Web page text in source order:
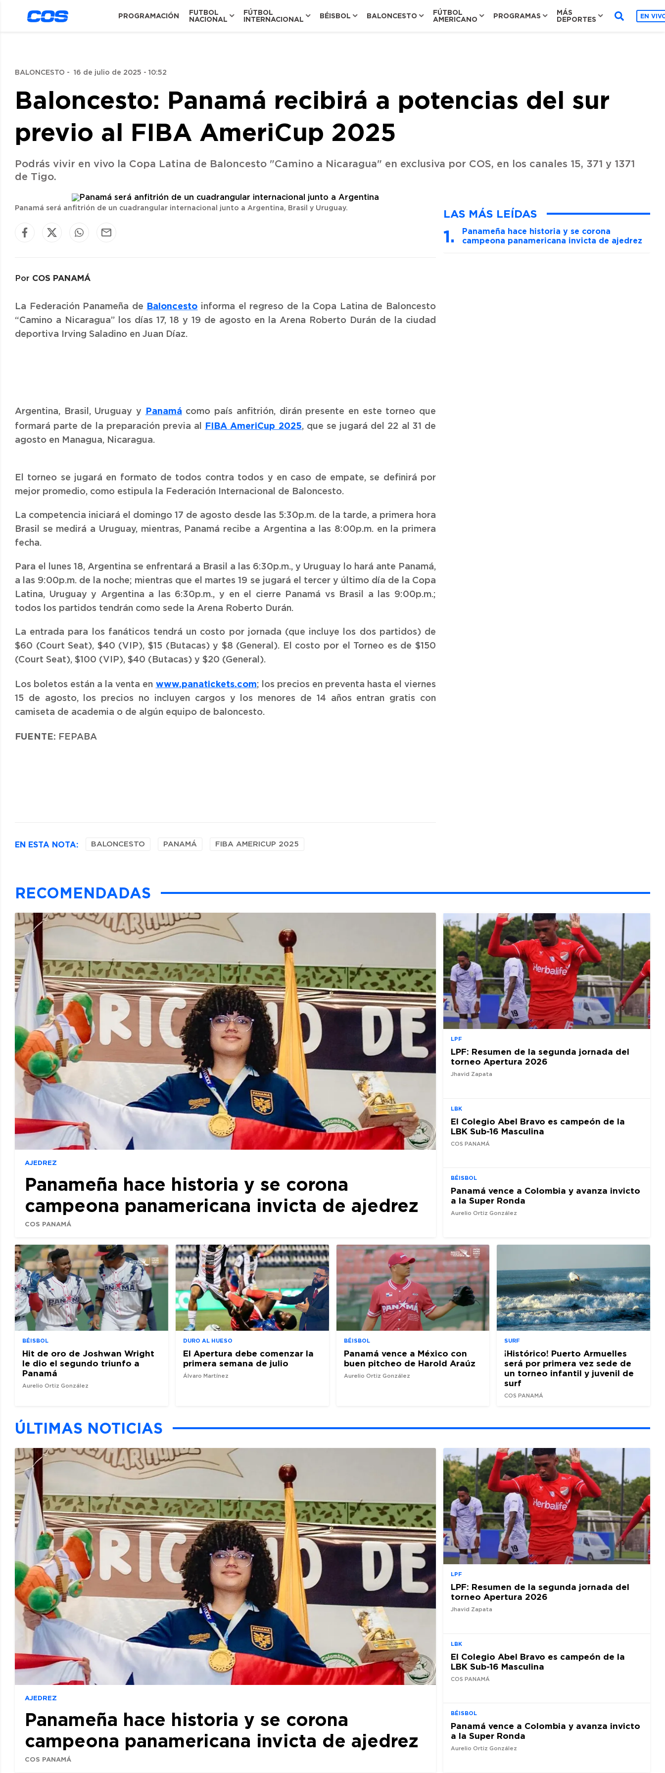
PROGRAMACIÓN
FUTBOL
NACIONAL
FÚTBOL
INTERNACIONAL
BÉISBOL BALONCESTO
FÚTBOL
AMERICANO
PROGRAMAS
MÁS
DEPORTES
EN
BALONCESTO - 16 de julio de 2025 - 10:52
Baloncesto: Panamá recibirá a potencias del sur
previo al FIBA AmeriCup 2025
Podrás vivir en vivo la Copa Latina de Baloncesto "Camino a Nicaragua" en exclusiva por COS, en los canales 15, 371 y 1371
de Tigo.
Panamá será anfitrión de un cuadrangular internacional junto a Argentina, Brasil y Uruguay.
Por COS PANAMÁ
La Federación Panameña de Baloncesto informa el regreso de la Copa Latina de Baloncesto
“Camino a Nicaragua” los días 17, 18 y 19 de agosto en la Arena Roberto Durán de la ciudad
deportiva Irving Saladino en Juan Díaz.
Argentina, Brasil, Uruguay y Panamá como país anfitrión, dirán presente en este torneo que
formará parte de la preparación previa al FIBA AmeriCup 2025, que se jugará del 22 al 31 de
agosto en Managua, Nicaragua.
El torneo se jugará en formato de todos contra todos y en caso de empate, se definirá por
mejor promedio, como estipula la Federación Internacional de Baloncesto.
La competencia iniciará el domingo 17 de agosto desde las 5:30p.m. de la tarde, a primera hora
Brasil se medirá a Uruguay, mientras, Panamá recibe a Argentina a las 8:00p.m. en la primera
fecha.
Para el lunes 18, Argentina se enfrentará a Brasil a las 6:30p.m., y Uruguay lo hará ante Panamá,
a las 9:00p.m. de la noche; mientras que el martes 19 se jugará el tercer y último día de la Copa
Latina, Uruguay y Argentina a las 6:30p.m., y en el cierre Panamá vs Brasil a las 9:00p.m.;
todos los partidos tendrán como sede la Arena Roberto Durán.
La entrada para los fanáticos tendrá un costo por jornada (que incluye los dos partidos) de
$60 (Court Seat), $40 (VIP), $15 (Butacas) y $8 (General). El costo por el Torneo es de $150
(Court Seat), $100 (VIP), $40 (Butacas) y $20 (General).
Los boletos están a la venta en www.panatickets.com; los precios en preventa hasta el viernes
15 de agosto, los precios no incluyen cargos y los menores de 14 años entran gratis con
camiseta de academia o de algún equipo de baloncesto.
FUENTE: FEPABA
EN ESTA NOTA: BALONCESTO PANAMÁ FIBA AMERICUP 2025
LAS MÁS LEÍDAS
Panameña hace historia y se corona
campeona panamericana invicta de ajedrez
RECOMENDADAS
AJEDREZ
Panameña hace historia y se corona
campeona panamericana invicta de ajedrez
COS PANAMÁ
LPF
LPF: Resumen de la segunda jornada del
torneo Apertura 2026
Jhavid Zapata
LBK
El Colegio Abel Bravo es campeón de la
LBK Sub-16 Masculina
COS PANAMÁ
BÉISBOL
Panamá vence a Colombia y avanza invicto
a la Super Ronda
Aurelio Ortiz González
BÉISBOL
Hit de oro de Joshwan Wright
le dio el segundo triunfo a
Panamá
Aurelio Ortiz González
DURO AL HUESO
El Apertura debe comenzar la
primera semana de julio
Álvaro Martínez
BÉISBOL
Panamá vence a México con
buen pitcheo de Harold Araúz
Aurelio Ortiz González
SURF
¡Histórico! Puerto Armuelles
será por primera vez sede de
un torneo infantil y juvenil de
surf
COS PANAMÁ
ÚLTIMAS NOTICIAS
AJEDREZ
Panameña hace historia y se corona
campeona panamericana invicta de ajedrez
COS PANAMÁ
LPF
LPF: Resumen de la segunda jornada del
torneo Apertura 2026
Jhavid Zapata
LBK
El Colegio Abel Bravo es campeón de la
LBK Sub-16 Masculina
COS PANAMÁ
BÉISBOL
Panamá vence a Colombia y avanza invicto
a la Super Ronda
Aurelio Ortiz González